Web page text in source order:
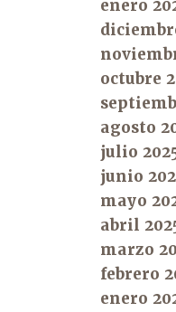
enero
octubre
agosto
julio
junio
mayo
abril
marzo
febrero
enero